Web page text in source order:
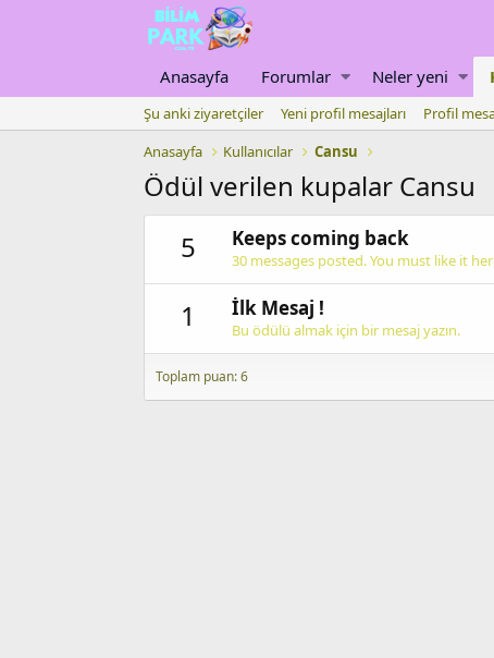
Anasayfa Forumlar Neler yeni
Şu anki ziyaretçiler Yeni profil mesajları
Profil
Anasayfa
Kullanıcılar Cansu
Ödül verilen kupalar Cansu
5
Keeps coming back
30 messages posted. You must like it
1 İlk Mesaj !
Bu ödülü almak için bir mesaj yazın.
Toplam puan: 6